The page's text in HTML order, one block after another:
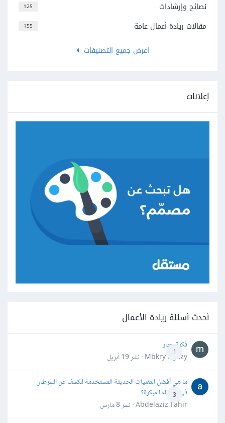
125 نصائح وإرشادات
155
مقالات ريادة أعمال عامة
اعرض جميع التصنيفات
إعلانات
أحدث أسئلة ريادة الأعمال
1
فكرة جهاز
Mbkry Hgazy · نشر
19 أبريل
3
ما هي أفضل التقنيات الحديثة المستخدمة للكشف عن السرطان
في مراحله المبكرة؟
Abdelaziz Tahir · نشر
8 مارس